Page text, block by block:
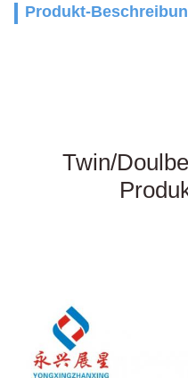
Produkt-
Twin/